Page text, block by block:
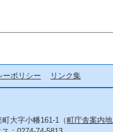
ーポリシー リンク集
大字小幡161-1（町庁舎案内